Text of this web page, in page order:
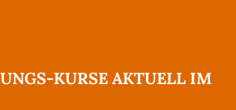
KURSE AKTUELL IM